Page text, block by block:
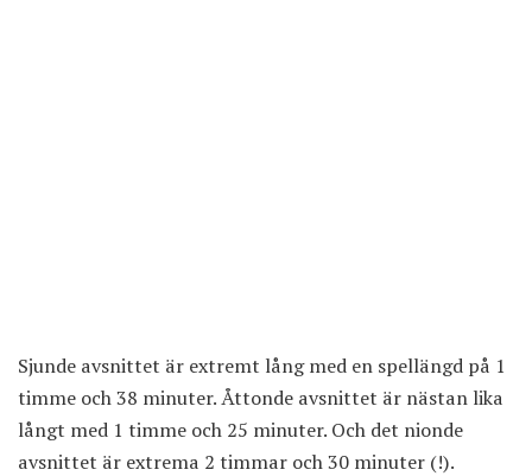
Sjunde avsnittet är extremt lång med en spellängd på 1
timme och 38 minuter. Åttonde avsnittet är nästan lika
långt med 1 timme och 25 minuter. Och det nionde
avsnittet är extrema 2 timmar och 30 minuter (!).